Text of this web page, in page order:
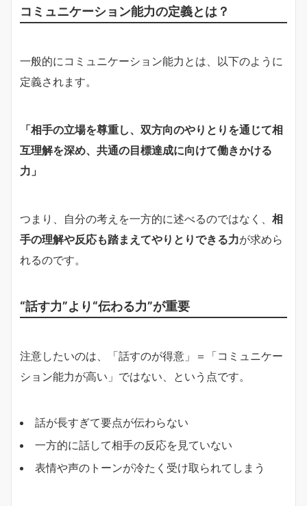
コミュニケーション能力の定義とは？
一般的にコミュニケーション能力とは、以下のように
定義されます。
「相手の立場を尊重し、双方向のやりとりを通じて相
互理解を深め、共通の目標達成に向けて働きかける
力」
つまり、自分の考えを一方的に述べるのではなく、 相
手の理解や反応も踏まえてやりとりできる力が求めら
れるのです。
“話す力”より“伝わる力”が重要
注意したいのは、「話すのが得意」＝「コミュニケー
ション能力が高い」ではない、という点です。
話が長すぎて要点が伝わらない
一方的に話して相手の反応を見ていない
表情や声のトーンが冷たく受け取られてしまう